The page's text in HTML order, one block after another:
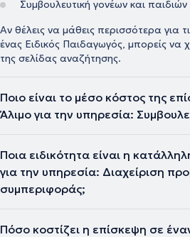
Συμβουλευτική γονέων και παιδιών
Αν θέλεις να μάθεις περισσότερα για
ένας Ειδικός Παιδαγωγός, μπορείς να
της σελίδας αναζήτησης.
Ποιο είναι το μέσο κόστος της
Άλιμο για την υπηρεσία:
Ποια ειδικότητα είναι η
για την υπηρεσία: Διαχείριση
συμπεριφοράς;
Πόσο κοστίζει η επίσκεψη σε